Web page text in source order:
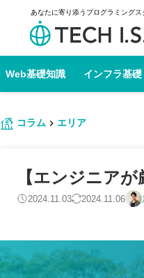
あなたに寄り添うプログラミングス
Web基礎知識 インフラ基礎
コラム エリア
【エンジニア
2024.11.03 2024.11.06